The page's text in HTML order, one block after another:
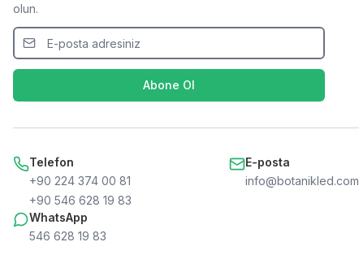
olun.
Abone Ol
Telefon
+90 224 374 00 81
+90 546 628 19 83
WhatsApp
546 628 19 83
E-posta
info@botanikled.com